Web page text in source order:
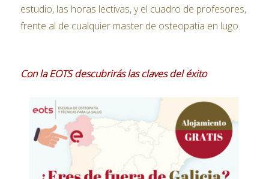
estudio, las horas lectivas, y el cuadro de profesores,
frente al de cualquier master de osteopatia en lugo.
Con la EOTS descubrirás las claves del éxito